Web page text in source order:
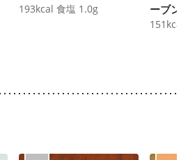
193kcal 食塩 1.0g
ーブン
151 kcal